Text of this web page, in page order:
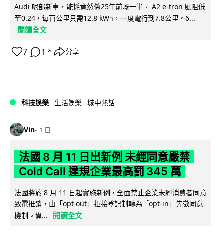
Audi 呢部新車，能耗竟然係25年前嘅一半。 A2 e-tron 風阻低
至0.24，每百公里只需12.8 kWh，一度電行到7.8公里。6...
閱讀全文
7 1 ↗ 分享
科技娛樂 生活娛樂 城中熱話
Vin 1 日
法國 8 月 11 日出新例 未經同意嚴禁
Cold Call 違規企業最高罰 345 萬
法國將於 8 月 11 日起實施新例，全面禁止企業未經消費者同意
致電推銷，由「opt-out」拒接登記制轉為「opt-in」先徵同意
機制。違...
閱讀全文